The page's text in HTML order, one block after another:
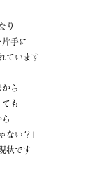
り
手に
ています
ら
も
ない？」
状です